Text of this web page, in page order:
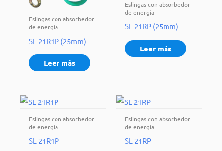
Eslingas con absorbedor
de energía
SL 21R1P (25mm)
Leer más
Eslingas con absorbedor
de energía
SL 21RP (25mm)
Leer más
Eslingas con absorbedor
de energía
SL 21R1P
Eslingas con absorbedor
de energía
SL 21RP